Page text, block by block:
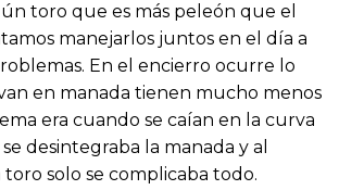
toro que es más peleón que el
manejarlos juntos en el día a
En el encierro ocurre lo
en manada tienen mucho menos
era cuando se caían en la curva
desintegraba la manada y al
solo se complicaba todo.